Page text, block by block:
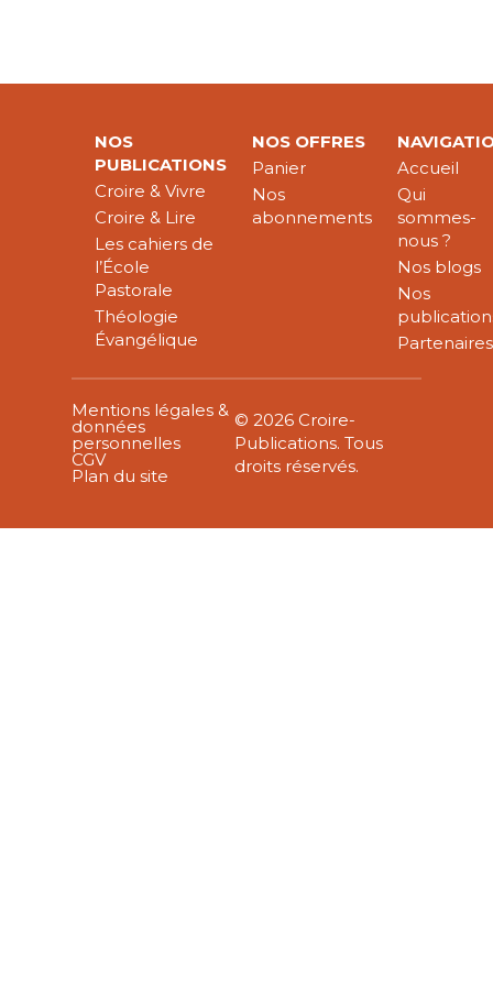
NOS
PUBLICATIONS
Croire & Vivre
Croire & Lire
Les cahiers de
l’École
Pastorale
Théologie
Évangélique
NOS OFFRES
Panier
Nos
abonnements
Accueil
Qui
sommes-
nous ?
Nos blogs
Nos
Partenaires
Mentions légales &
données
personnelles
CGV
Plan du site
© 2026 Croire-
Publications. Tous
droits réservés.